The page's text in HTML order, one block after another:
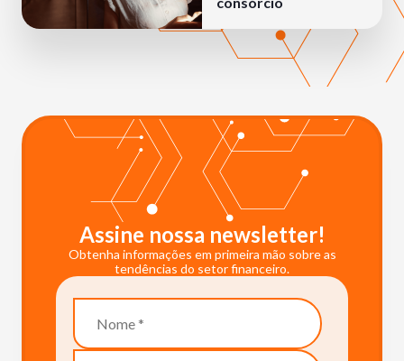
Assine nossa newsletter!
Obtenha informações em primeira mão sobre as
tendências do setor financeiro.